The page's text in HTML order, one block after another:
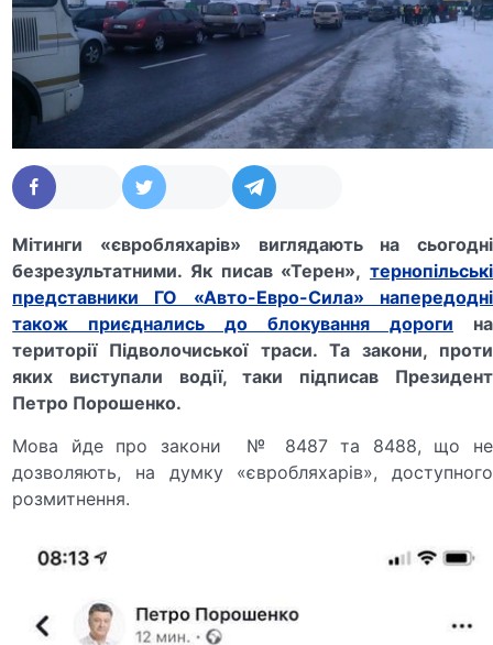
Мітинги «євробляхарів» виглядають на сьогодні
безрезультатними. Як писав «Терен», тернопільські
представники ГО «Авто-Евро-Сила» напередодні
також приєднались до блокування дороги на
території Підволочиської траси. Та закони, проти
яких виступали водії, таки підписав Президент
Петро Порошенко.
Мова йде про закони № 8487 та 8488, що не
дозволяють, на думку «євробляхарів», доступного
розмитнення.